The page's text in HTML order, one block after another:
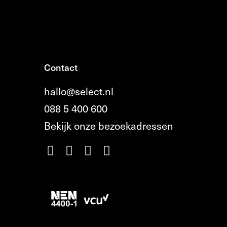
Contact
hallo@select.nl
088 5 400 600
Bekijk onze bezoekadressen